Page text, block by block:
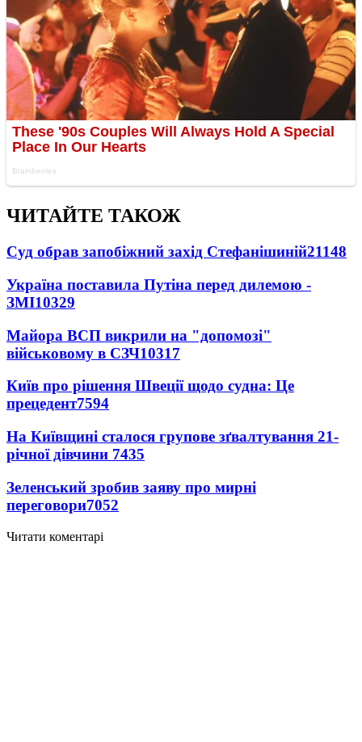
ЧИТАЙТЕ ТАКОЖ
Суд обрав запобіжний захід Стефанішиній21148
Україна поставила Путіна перед дилемою -
ЗМІ10329
Майора ВСП викрили на "допомозі"
військовому в СЗЧ10317
Київ про рішення Швеції щодо судна: Це
прецедент7594
На Київщині сталося групове зґвалтування 21-
річної дівчини 7435
Зеленський зробив заяву про мирні
переговори7052
Читати коментарі